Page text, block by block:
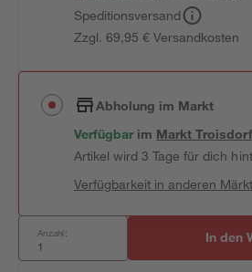
Speditionsversand
Zzgl. 69,95 € Versandkosten
Abholung im Markt
Verfügbar im MarktTroisdorf
Artikel wird 3 Tage für dich
Verfügbarkeit in anderen
Anzahl: In den